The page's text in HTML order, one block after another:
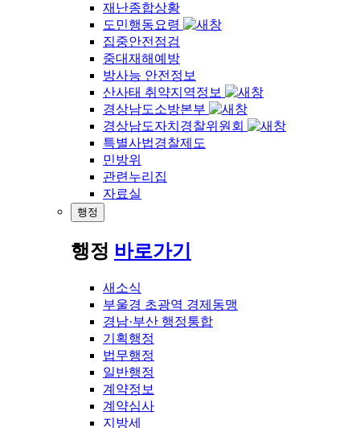
재난종합상황
도민행동요령
집중안전점검
중대재해예방
방사능 안전정보
산사태 취약지역정보
경상남도소방본부
경상남도자치경찰위원회
특별사법경찰제도
민방위
관련누리집
자료실
행정
행정 바로가기
새소식
부울경 초광역 경제동맹
경남·부산 행정통합
기획행정
법무행정
일반행정
계약정보
계약심사
지방세